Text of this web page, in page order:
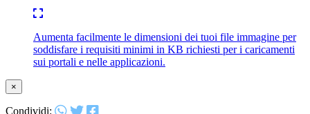
Aumenta facilmente le dimensioni dei tuoi file immagine per
soddisfare i requisiti minimi in KB richiesti per i caricamenti
sui portali e nelle applicazioni.
×
Condividi: